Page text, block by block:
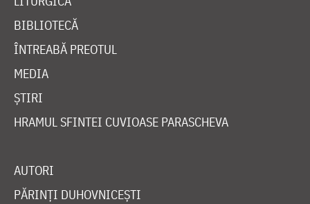
BIBLIOTECĂ
ÎNTREABĂ PREOTUL
MEDIA
ȘTIRI
HRAMUL SFINTEI CUVIOASE PARASCHEVA
AUTORI
PĂRINȚI DUHOVNICEȘTI